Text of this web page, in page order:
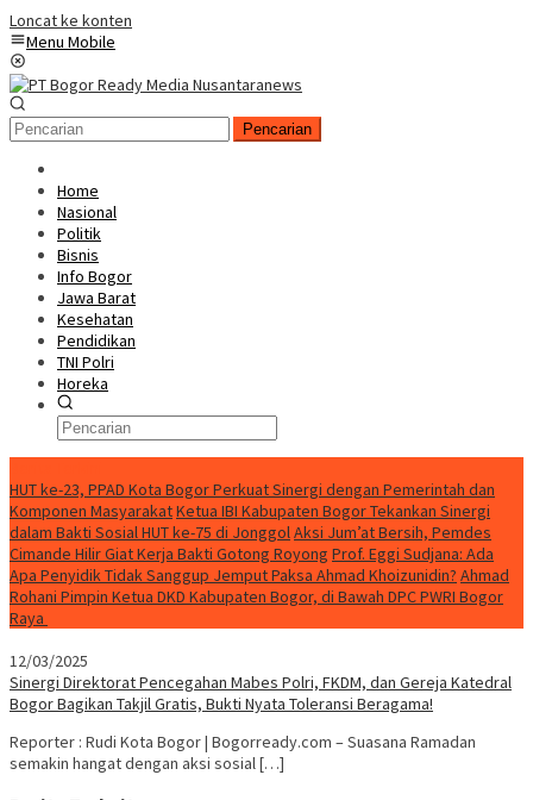
Loncat ke konten
Menu Mobile
Pencarian
Home
Nasional
Politik
Bisnis
Info Bogor
Jawa Barat
Kesehatan
Pendidikan
TNI Polri
Horeka
HUT ke-23, PPAD Kota Bogor Perkuat Sinergi dengan Pemerintah dan
Komponen MasyarakatKetua IBI Kabupaten Bogor Tekankan Sinergi
dalam Bakti Sosial HUT ke-75 di JonggolAksi Jum’at Bersih, Pemdes
Cimande Hilir Giat Kerja Bakti Gotong Royong Prof. Eggi Sudjana: Ada
Apa Penyidik Tidak Sanggup Jemput Paksa Ahmad Khoizunidin? Ahmad
Rohani Pimpin Ketua DKD Kabupaten Bogor, di Bawah DPC PWRI Bogor
Raya
12/03/2025
Sinergi Direktorat Pencegahan Mabes Polri, FKDM, dan Gereja Katedral
Bogor Bagikan Takjil Gratis, Bukti Nyata Toleransi Beragama!
Reporter : Rudi Kota Bogor | Bogorready.com – Suasana Ramadan
semakin hangat dengan aksi sosial […]